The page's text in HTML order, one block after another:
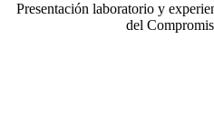
Presentación laboratorio y
del